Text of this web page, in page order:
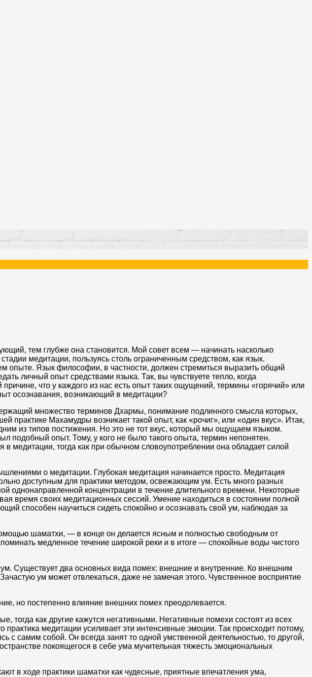
тем глубже она становится. Мой совет всем — начинать насколько
медитации, пользуясь столь ограниченным средством, как язык.
опыте. Язык философии, в частности, должен стремиться выразить общий
личный опыт средствами языка. Так, вы чувствуете тепло, когда
что у каждого из нас есть опыт таких ощущений, термины «горячий» или
осознавания, возникающий в медитации?
множество терминов Дхармы, понимание подлинного смысла которых,
практике Махамудры возникает такой опыт, как «рочиг», или «один вкус». Итак,
из типов постижения. Но это не тот вкус, который мы ощущаем языком.
подобный опыт. Тому, у кого не было такого опыта, термин непонятен.
тогда как при обычном словоупотреблении она обладает силой
о медитации. Глубокая медитация начинается просто. Медитация
доступным для практики методом, освежающим ум. Есть много разных
однонаправленной концентрации в течение длительного времени. Некоторые
время своих медитационных сессий. Умение находиться в состоянии полной
способен научиться сидеть спокойно и осознавать свой ум, наблюдая за
шаматхи, — в конце он делается ясным и полностью свободным от
медленное течение широкой реки и в итоге — спокойные воды чистого
Существует два основных вида помех: внешние и внутренние. Ко внешним
ум может отвлекаться, даже не замечая этого. Чувственное восприятие
но постепенно влияние внешних помех преодолевается.
как другие кажутся негативными. Негативные помехи состоят из всех
медитации усиливает эти интенсивные эмоции. Так происходит потому,
самим собой. Он всегда занят то одной умственной деятельностью, то другой,
покоящегося в себе ума мучительная тяжесть эмоциональных
в ходе практики шаматхи как чудесные, приятные впечатления ума,